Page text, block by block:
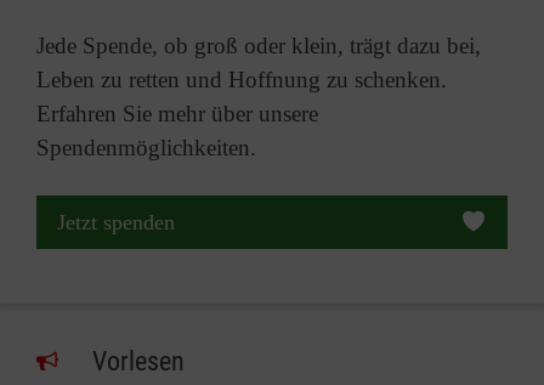
Jede Spende, ob groß oder klein, trägt dazu bei,
Leben zu retten und Hoffnung zu schenken.
Erfahren Sie mehr über unsere
Spendenmöglichkeiten.
Jetzt spenden
Vorlesen